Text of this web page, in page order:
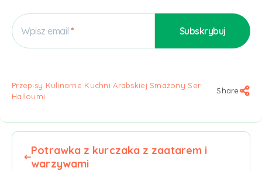
Wpisz email
Przepisy Kulinarne Kuchni Arabskiej Smażony Ser
Halloumi
Share
Potrawka z kurczaka z zaatarem i
warzywami